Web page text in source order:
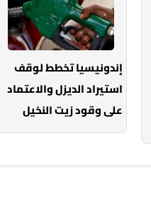
إندونيسيا تخطط لوقف
استيراد الديزل والاعتماد
على وقود زيت النخيل